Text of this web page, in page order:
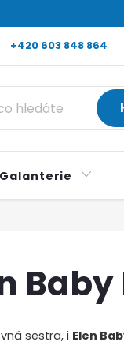
+420 603 848 864
a vrácení zboží
Galanterie
sestra, i Elen